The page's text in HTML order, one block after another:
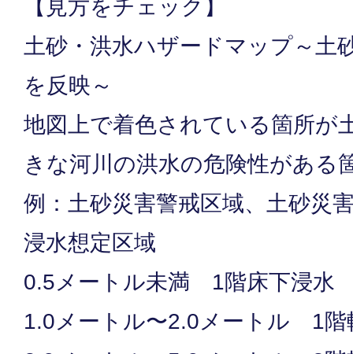
【見方をチェック】
土砂・洪水ハザードマップ～土
を反映～
地図上で着色されている箇所が
きな河川の洪水の危険性がある
例：土砂災害警戒区域、土砂災
浸水想定区域
0.5メートル未満 1階床下浸水
1.0メートル〜2.0メートル 1階